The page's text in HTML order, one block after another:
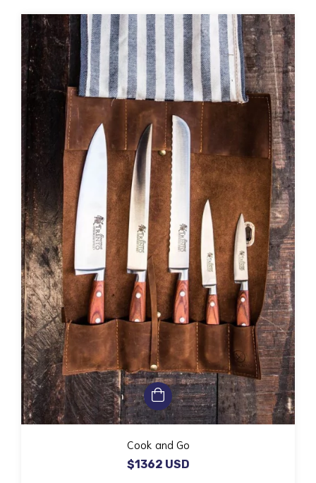
Cook and Go
$1362 USD